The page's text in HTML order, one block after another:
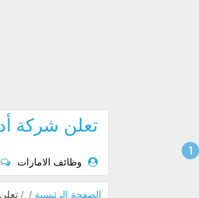
تعلن شركة
وظائف الامارات
الصفحة الرئيسية /
/